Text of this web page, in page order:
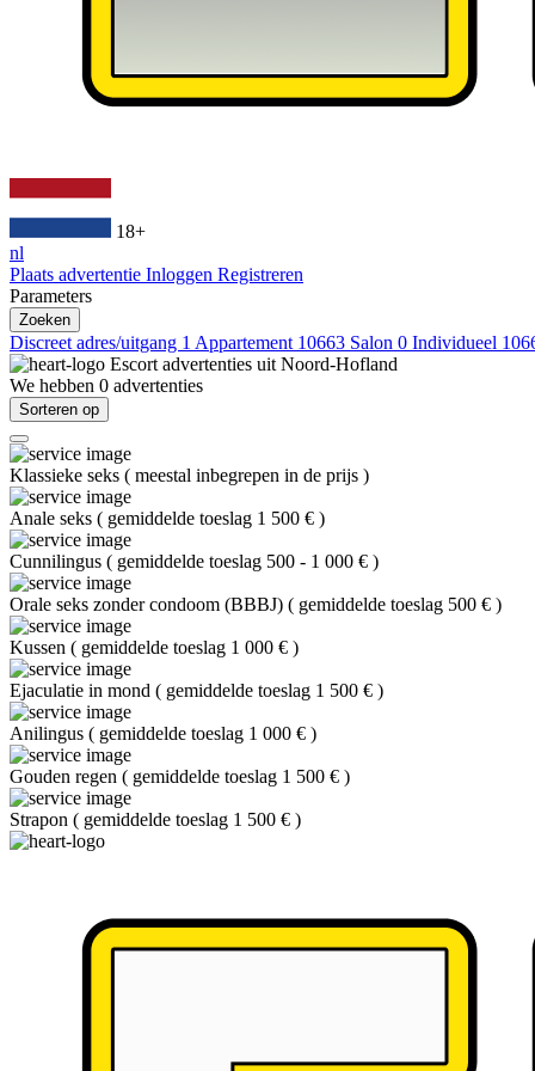
18+
nl
Plaats advertentie Inloggen Registreren
Parameters
Zoeken
Discreet adres/uitgang 1 Appartement 10663 Salon 0 Individueel
Escort advertenties uit Noord-Hofland
We hebben 0 advertenties
Sorteren op
Klassieke seks ( meestal inbegrepen in de prijs )
Anale seks ( gemiddelde toeslag 1 500 € )
Cunnilingus ( gemiddelde toeslag 500 - 1 000 € )
Orale seks zonder condoom (BBBJ) ( gemiddelde toeslag 500 € )
Kussen ( gemiddelde toeslag 1 000 € )
Ejaculatie in mond ( gemiddelde toeslag 1 500 € )
Anilingus ( gemiddelde toeslag 1 000 € )
Gouden regen ( gemiddelde toeslag 1 500 € )
Strapon ( gemiddelde toeslag 1 500 € )